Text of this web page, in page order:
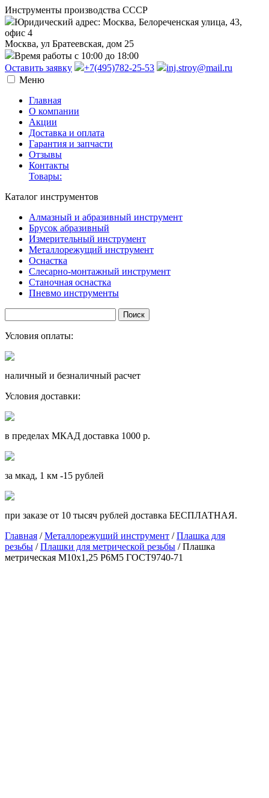
Инструменты производства СССР
Юридический адрес: Москва, Белореченская улица, 43,
офис 4
Москва, ул Братеевская, дом 25
Время работы с 10:00 до 18:00
Оставить заявку
+7(495)782-25-53
inj.stroy@mail.ru
Меню
Главная
О компании
Акции
Доставка и оплата
Гарантия и запчасти
Отзывы
Контакты
Товары:
Каталог инструментов
Алмазный и абразивный инструмент
Брусок абразивный
Измерительный инструмент
Металлорежущий инструмент
Оснастка
Слесарно-монтажный инструмент
Станочная оснастка
Пневмо инструменты
Условия оплаты:
наличный и безналичный расчет
Условия доставки:
в пределах МКАД доставка 1000 р.
за мкад, 1 км -15 рублей
при заказе от 10 тысяч рублей доставка БЕСПЛАТНАЯ.
Главная /Металлорежущий инструмент /Плашка для
резьбы /Плашки для метрической резьбы / Плашка
метрическая М10х1,25 Р6М5 ГОСТ9740-71